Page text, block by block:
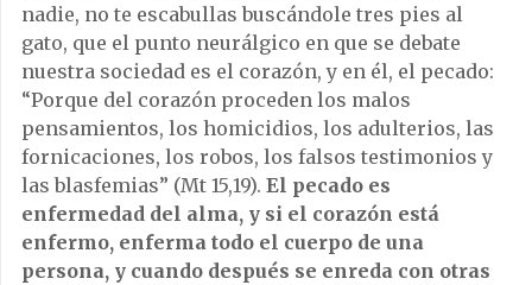
nadie, no te escabullas buscándole tres pies al
gato, que el punto neurálgico en que se debate
nuestra sociedad es el corazón, y en él, el pecado:
“Porque del corazón proceden los malos
pensamientos, los homicidios, los adulterios, las
fornicaciones, los robos, los falsos testimonios y
las blasfemias” (Mt 15,19). El pecado es
enfermedad del alma, y si el corazón está
enfermo, enferma todo el cuerpo de una
persona, y cuando después se enreda con otras